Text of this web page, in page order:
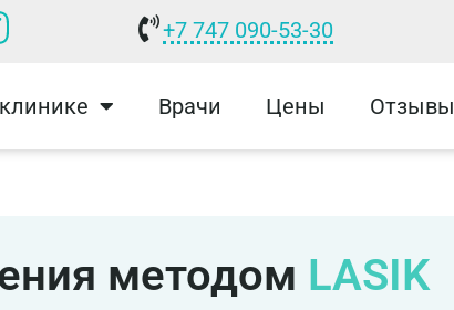
+7 747 090-53-30
Врачи Цены Отзывы
методом LASIK